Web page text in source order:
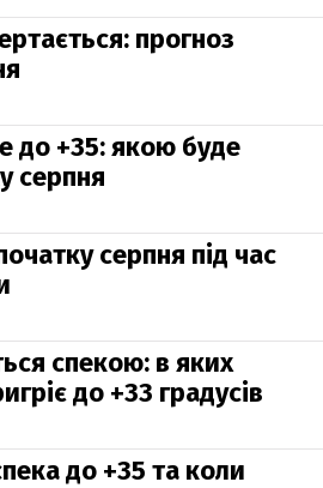
прогноз
до +35: якою буде
серпня
серпня під час
спекою: в яких
до +33 градусів
до +35 та коли